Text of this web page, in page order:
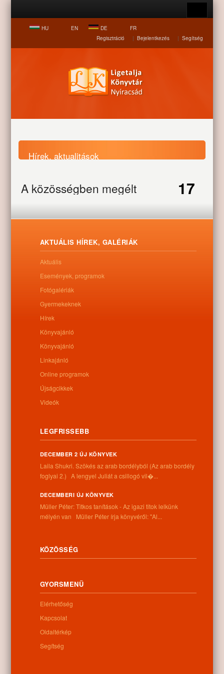
HU EN DE
FR
Regisztráció
| Bejelentkezés | Segítség
Hírek, aktualitások
Nyitólap Hírek, aktualitások
A közösségben megélt
A közösségben megélt
feltöltődés a cél
Letöltés
17
Kapcsolódó anyagok
Nem található kapcsolódó anyag
Kategóriák: Egyéb
4262 Nyíracsád, Kassai u. 4.
Telefon:
+36 52 206 031
Nyitva tartás:
Hétfő: 9:00-12:00 13:00-16:30
AKTUÁLIS HÍREK, GALÉRIÁK
Aktuális
Események, programok
Fotógalériák
Gyermekeknek
Hírek
Könyvajánló
Könyvajánló
Linkajánló
Online programok
Újságcikkek
Videók
LEGFRISSEBB
DECEMBER 2 ÚJ KÖNYVEK
Laila Shukri. Szökés ​az arab bordélyból (Az arab bordély
foglyai 2.) A lengyel Juliát a csillogó vil�...
DECEMBERI ÚJ KÖNYVEK
Müller Péter: Titkos tanítások - Az igazi titok lelkünk
mélyén van Müller Péter írja könyvéről: "Al...
KÖZÖSSÉG
GYORSMENÜ
Elérhetőség
Kapcsolat
Oldaltérkép
Segítség